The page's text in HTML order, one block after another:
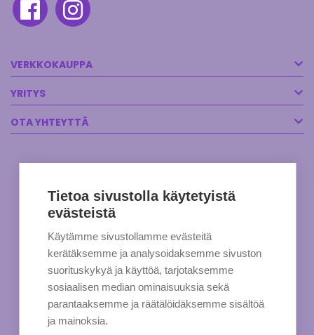
VERKKOKAUPPA
YRITYS
OTA YHTEYTTÄ
Tietoa sivustolla käytetyistä
evästeistä
Käytämme sivustollamme evästeitä
kerätäksemme ja analysoidaksemme sivuston
suorituskykyä ja käyttöä, tarjotaksemme
sosiaalisen median ominaisuuksia sekä
parantaaksemme ja räätälöidäksemme sisältöä
ja mainoksia.